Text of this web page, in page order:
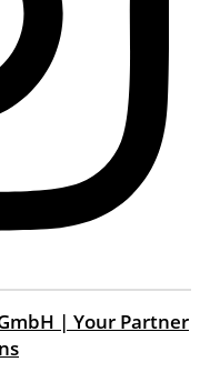
| Your Partner